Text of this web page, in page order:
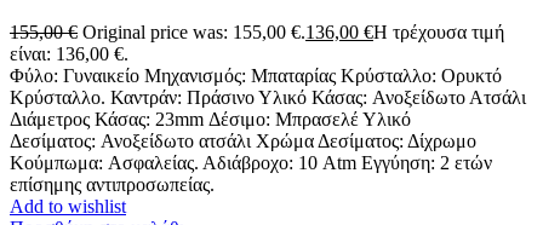
155,00€ Original price was: 155,00 €.136,00 €Η τρέχουσα τιμή
είναι: 136,00 €.
Φύλο: Γυναικείο Μηχανισμός: Μπαταρίας Κρύσταλλο: Ορυκτό
Κρύσταλλο. Καντράν: Πράσινο Υλικό Κάσας: Ανοξείδωτο Ατσάλι
Διάμετρος Κάσας: 23mm Δέσιμο: Μπρασελέ Υλικό
Δεσίματος: Ανοξείδωτο ατσάλι Χρώμα Δεσίματος: Δίχρωμο
Κούμπωμα: Ασφαλείας. Αδιάβροχο: 10 Atm Εγγύηση: 2 ετών
επίσημης αντιπροσωπείας.
Add to wishlist